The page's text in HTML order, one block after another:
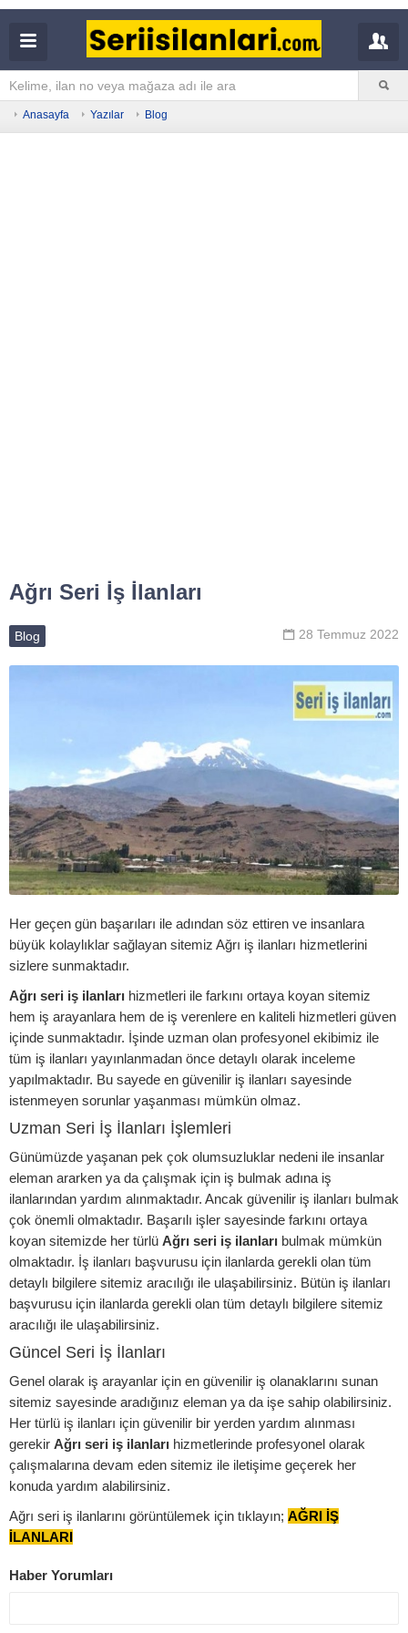
Anasayfa Yazılar Blog
Ağrı Seri İş İlanları
28 Temmuz 2022
Blog
Her geçen gün başarıları ile adından söz ettiren ve insanlara
büyük kolaylıklar sağlayan sitemiz Ağrı iş ilanları hizmetlerini
sizlere sunmaktadır.
Ağrı seri iş ilanları hizmetleri ile farkını ortaya koyan sitemiz
hem iş arayanlara hem de iş verenlere en kaliteli hizmetleri güven
içinde sunmaktadır. İşinde uzman olan profesyonel ekibimiz ile
tüm iş ilanları yayınlanmadan önce detaylı olarak inceleme
yapılmaktadır. Bu sayede en güvenilir iş ilanları sayesinde
istenmeyen sorunlar yaşanması mümkün olmaz.
Uzman Seri İş İlanları İşlemleri
Günümüzde yaşanan pek çok olumsuzluklar nedeni ile insanlar
eleman ararken ya da çalışmak için iş bulmak adına iş
ilanlarından yardım alınmaktadır. Ancak güvenilir iş ilanları bulmak
çok önemli olmaktadır. Başarılı işler sayesinde farkını ortaya
koyan sitemizde her türlü Ağrı seri iş ilanları bulmak mümkün
olmaktadır. İş ilanları başvurusu için ilanlarda gerekli olan tüm
detaylı bilgilere sitemiz aracılığı ile ulaşabilirsiniz. Bütün iş ilanları
başvurusu için ilanlarda gerekli olan tüm detaylı bilgilere sitemiz
aracılığı ile ulaşabilirsiniz.
Güncel Seri İş İlanları
Genel olarak iş arayanlar için en güvenilir iş olanaklarını sunan
sitemiz sayesinde aradığınız eleman ya da işe sahip olabilirsiniz.
Her türlü iş ilanları için güvenilir bir yerden yardım alınması
gerekir Ağrı seri iş ilanları hizmetlerinde profesyonel olarak
çalışmalarına devam eden sitemiz ile iletişime geçerek her
konuda yardım alabilirsiniz.
Ağrı seri iş ilanlarını görüntülemek için tıklayın; AĞRI İŞ
İLANLARI
Haber Yorumları